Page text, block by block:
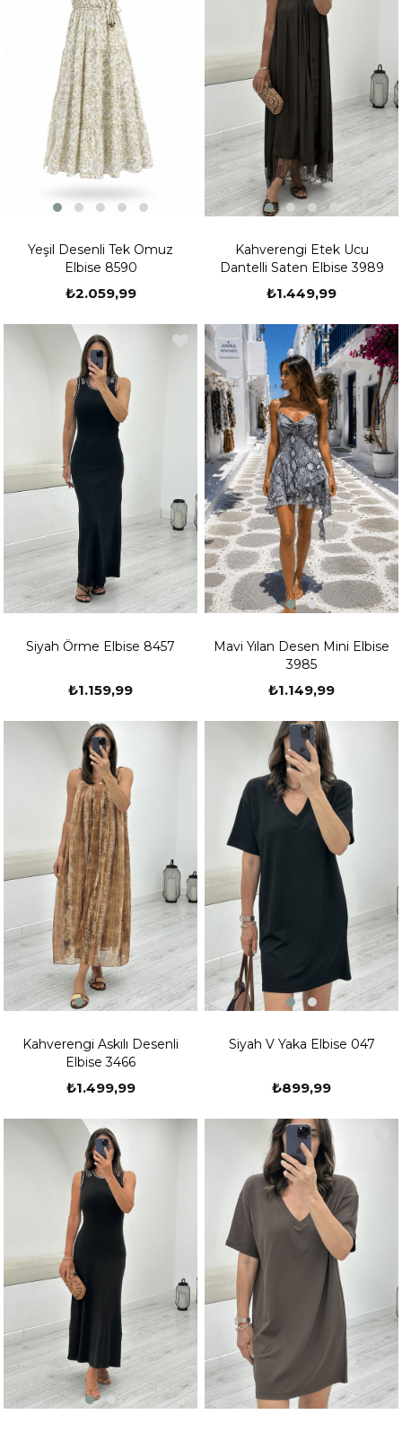
Yeşil Desenli Tek Omuz
Elbise 8590
₺2.059,99
Kahverengi Etek Ucu
Dantelli Saten Elbise 3989
₺1.449,99
Siyah Örme Elbise 8457
₺1.159,99
Mavi Yılan Desen Mini Elbise
3985
₺1.149,99
Kahverengi Askılı Desenli
Elbise 3466
₺1.499,99
Siyah V Yaka Elbise 047
₺899,99